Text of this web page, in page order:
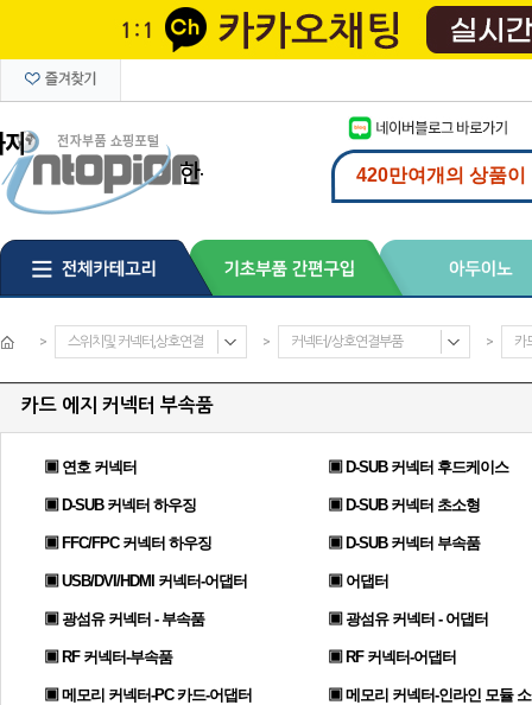
> 스위치및 커넥터,상호연결 > 커넥터/상호연결부품 > 카
카드 에지 커넥터 부속품
▣ 연호 커넥터 ▣ D-SUB 커넥터 후드케이스
▣ D-SUB 커넥터 하우징 ▣ D-SUB 커넥터 초소형
▣ FFC/FPC 커넥터 하우징 ▣ D-SUB 커넥터 부속품
▣ USB/DVI/HDMI 커넥터-어댑터 ▣ 어댑터
▣ 광섬유 커넥터 - 부속품 ▣ 광섬유 커넥터 - 어댑터
▣ RF 커넥터-부속품 ▣ RF 커넥터-어댑터
▣ 메모리 커넥터-PC 카드-어댑터 ▣ 메모리 커넥터-인라인 모듈